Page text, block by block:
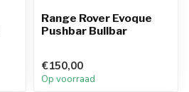
Range Rover Evoque
Pushbar Bullbar
€150,00
Op voorraad